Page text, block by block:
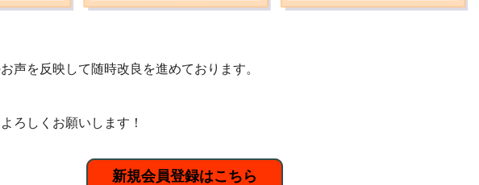
声を反映して随時改良を進めております。
ろしくお願いします！
新規会員登録はこちら